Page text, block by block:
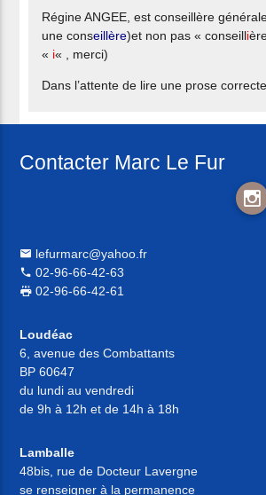
Régine ANGEE, est conseillère
une conseillère)et non pas « conseilli
« i« , merci)
Dans l’attente de lire une prose
Contacter Marc Le Fur
lefurmarc@yahoo.fr
02-96-66-42-63
02-96-66-42-61
Loudéac
6, avenue des Combattants
BP 60647
du lundi au vendredi
de 9h à 12h et de 14h à 18h
Lamballe
48bis, rue de Docteur Lavergne
se renseigner à la permanence